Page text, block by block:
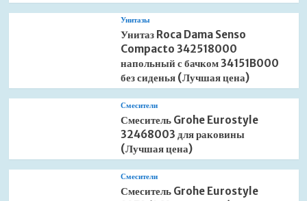
Унитазы
Унитаз Roca Dama Senso
Compacto 342518000
напольный с бачком 34151B000
без сиденья (Лучшая цена)
Смесители
Смеситель Grohe Eurostyle
32468003 для раковины
(Лучшая цена)
Смесители
Смеситель Grohe Eurostyle